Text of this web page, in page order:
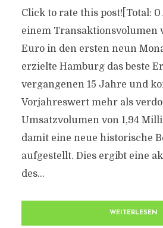
Click to rate this post![Total:
einem Transaktionsvolumen
Euro in den ersten neun
erzielte Hamburg das beste
vergangenen 15 Jahre und
Vorjahreswert mehr als
Umsatzvolumen von 1,94
damit eine neue historische
aufgestellt. Dies ergibt eine
des...
WEITERLESEN